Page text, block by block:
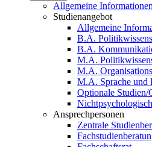
Allgemeine
Studienangebot
Allgemeine
B.A.
B.A.
M.A.
M.A.
M.A. Sprache und
Optionale Studien/
Ansprechpersonen
Zentrale